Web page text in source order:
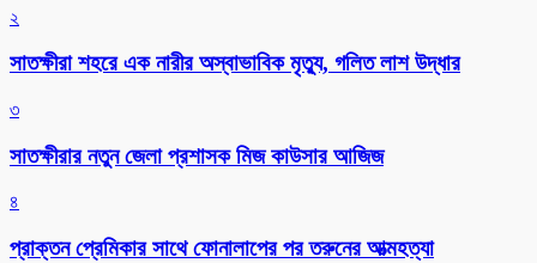
২
সাতক্ষীরা শহরে এক নারীর অস্বাভাবিক মৃত্যু, গলিত লাশ উদ্ধার
৩
সাতক্ষীরার নতুন জেলা প্রশাসক মিজ কাউসার আজিজ
৪
প্রাক্তন প্রেমিকার সাথে ফোনালাপের পর তরুনের আত্মহত্যা